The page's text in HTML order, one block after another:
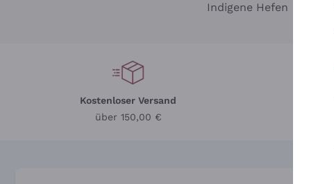
Indigene Hefen
Kostenloser Versand
über 150,00 €